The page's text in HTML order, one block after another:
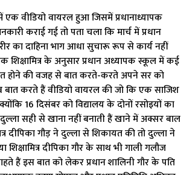
वीडियो वायरल हुआ जिसमें प्रधानाध्यापक
कराई गई तो पता चला कि मार्च में प्रधान
दाहिना भाग आधा सुचारू रूप से कार्य नहीं
के अनुसार प्रधान अध्यापक स्कूल में कई
होने की वजह से बात करते-करते अपने सर को
करते हैं वीडियो वायरल की जो कि एक साजिश
16 दिसंबर को विद्यालय के दोनों रसोइयों का
सही से खाना नहीं बनाती हैं खाने में अक्सर बाल
दीपिका गौड़ ने दुल्ला से शिकायत की तो दुल्ला ने
दीपिका गौर के साथ भी गाली गलौज
इस बात को लेकर प्रधान शालिनी गौर के पति